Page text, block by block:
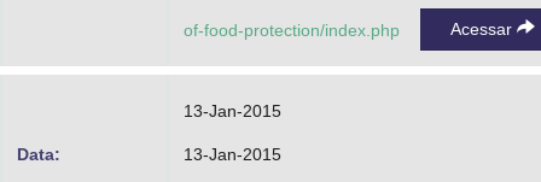
of-food-protection/index.php Acessar
Data:
13-Jan-2015
13-Jan-2015